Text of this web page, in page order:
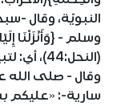
النبويّة، وقال -
وسلم - {وَأَنْزَلْنَا
وقال - صلى
سارية-: «عليكم